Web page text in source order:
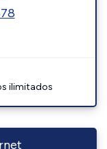
ilimitados